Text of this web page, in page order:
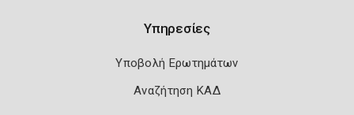
Υπηρεσίες
Υποβολή Ερωτημάτων
Αναζήτηση ΚΑΔ